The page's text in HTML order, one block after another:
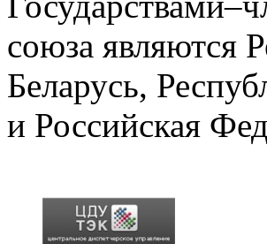
союза являются
Беларусь,
и Российская